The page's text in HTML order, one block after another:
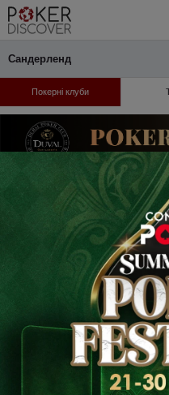
Сандерленд
Покерні клуби
Відібратися онлайн: бай-іни, готелі,
Серии турниров
Summer Sizzler /
Сандерленд, Велика